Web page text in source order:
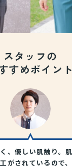
スタッフの
すめポイン
、優しい肌触り。
がされているので